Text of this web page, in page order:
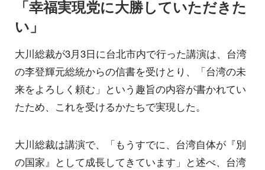
「幸福実現党に大勝していただきた
い」
大川総裁が3月3日に台北市内で行った講演は、台湾
の李登輝元総統からの信書を受けとり、「台湾の未
来をよろしく頼む」という趣旨の内容が書かれてい
たため、これを受けるかたちで実現した。
大川総裁は講演で、「もうすでに、台湾自体が『別
の国家』として成長してきています」と述べ、台湾